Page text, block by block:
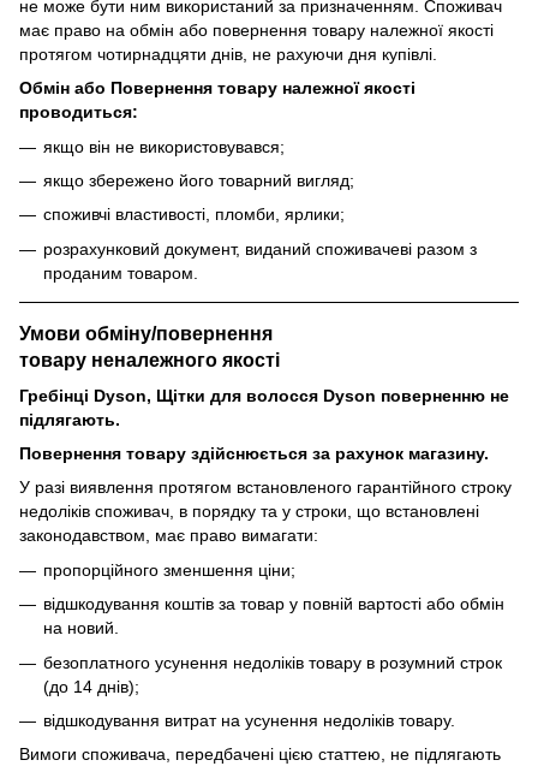
не може бути ним використаний за призначенням. Споживач
має право на обмін або повернення товару належної якості
протягом чотирнадцяти днів, не рахуючи дня купівлі.
Обмін або Повернення товару належної якості
проводиться:
якщо він не використовувався;
якщо збережено його товарний вигляд;
споживчі властивості, пломби, ярлики;
розрахунковий документ, виданий споживачеві разом з
проданим товаром.
Умови обміну/повернення
товару неналежного якості
Гребінці Dyson, Щітки для волосся Dyson поверненню не
підлягають.
Повернення товару здійснюється за рахунок магазину.
У разі виявлення протягом встановленого гарантійного строку
недоліків споживач, в порядку та у строки, що встановлені
законодавством, має право вимагати:
пропорційного зменшення ціни;
відшкодування коштів за товар у повній вартості або обмін
на новий.
безоплатного усунення недоліків товару в розумний строк
(до 14 днів);
відшкодування витрат на усунення недоліків товару.
Вимоги споживача, передбачені цією статтею, не підлягають